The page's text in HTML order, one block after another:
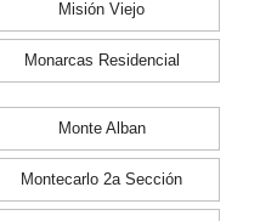
Misión Viejo
Monarcas Residencial
Monte Alban
Montecarlo 2a Sección